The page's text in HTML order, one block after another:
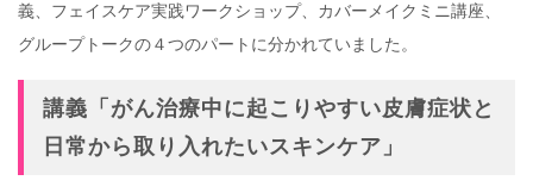
義、フェイスケア実践ワークショップ、カバーメイクミニ講座、
グループトークの４つのパートに分かれていました。
講義「がん治療中に起こりやすい皮膚症状と
日常から取り入れたいスキンケア」